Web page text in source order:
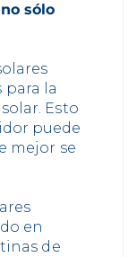
sólo
la
Esto
puede
mejor se
en
de